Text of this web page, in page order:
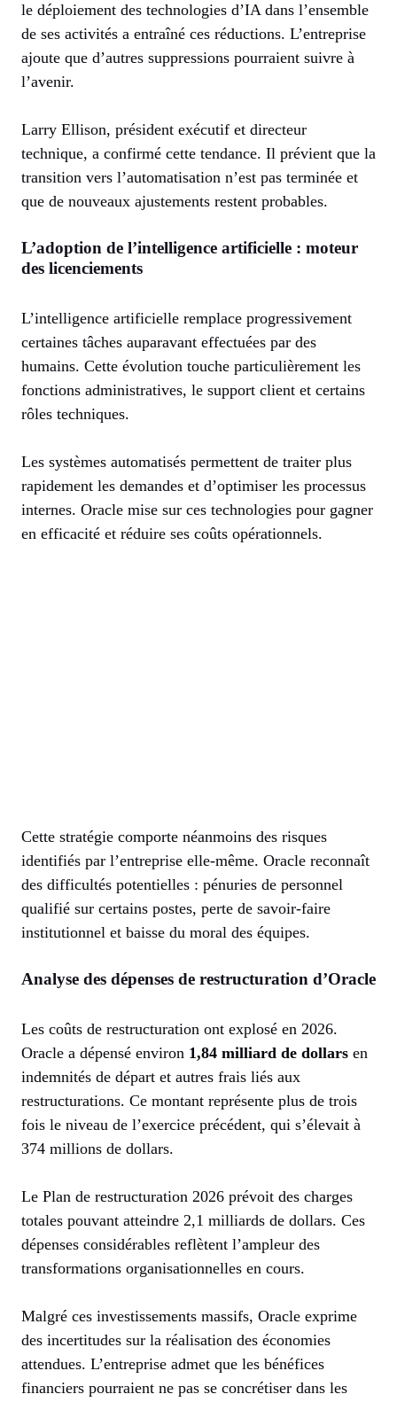
le déploiement des technologies d’IA dans l’ensemble
de ses activités a entraîné ces réductions. L’entreprise
ajoute que d’autres suppressions pourraient suivre à
l’avenir.
Larry Ellison, président exécutif et directeur
technique, a confirmé cette tendance. Il prévient que la
transition vers l’automatisation n’est pas terminée et
que de nouveaux ajustements restent probables.
L’adoption de l’intelligence artificielle : moteur
des licenciements
L’intelligence artificielle remplace progressivement
certaines tâches auparavant effectuées par des
humains. Cette évolution touche particulièrement les
fonctions administratives, le support client et certains
rôles techniques.
Les systèmes automatisés permettent de traiter plus
rapidement les demandes et d’optimiser les processus
internes. Oracle mise sur ces technologies pour gagner
en efficacité et réduire ses coûts opérationnels.
Cette stratégie comporte néanmoins des risques
identifiés par l’entreprise elle-même. Oracle reconnaît
des difficultés potentielles : pénuries de personnel
qualifié sur certains postes, perte de savoir-faire
institutionnel et baisse du moral des équipes.
Analyse des dépenses de restructuration d’Oracle
Les coûts de restructuration ont explosé en 2026.
Oracle a dépensé environ 1,84 milliard de dollars en
indemnités de départ et autres frais liés aux
restructurations. Ce montant représente plus de trois
fois le niveau de l’exercice précédent, qui s’élevait à
374 millions de dollars.
Le Plan de restructuration 2026 prévoit des charges
totales pouvant atteindre 2,1 milliards de dollars. Ces
dépenses considérables reflètent l’ampleur des
transformations organisationnelles en cours.
Malgré ces investissements massifs, Oracle exprime
des incertitudes sur la réalisation des économies
attendues. L’entreprise admet que les bénéfices
financiers pourraient ne pas se concrétiser dans les